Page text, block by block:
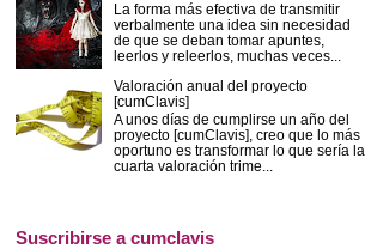
La forma más efectiva de transmitir
verbalmente una idea sin necesidad
de que se deban tomar apuntes,
leerlos y releerlos, muchas veces...
Valoración anual del proyecto
[cumClavis]
A unos días de cumplirse un año del
proyecto [cumClavis], creo que lo más
oportuno es transformar lo que sería la
cuarta valoración trime...
Suscribirse a cumclavis